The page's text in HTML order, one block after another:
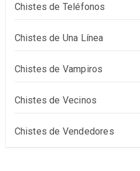
Chistes de Teléfonos
Chistes de Una Línea
Chistes de Vampiros
Chistes de Vecinos
Chistes de Vendedores